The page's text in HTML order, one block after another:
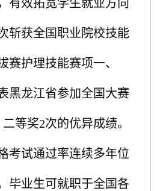
有效拓宽学生就业方向
斩获全国职业院校技能
赛护理技能赛项一、
黑龙江省参加全国大赛
等奖2次的优异成绩。
考试通过率连续多年位
毕业生可就职于全国各